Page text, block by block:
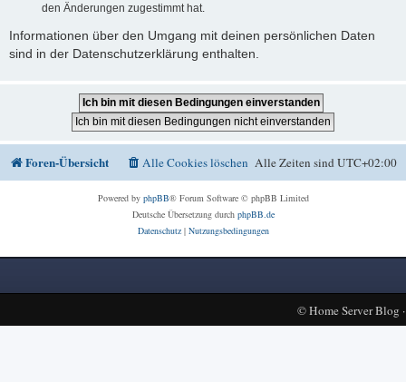
den Änderungen zugestimmt hat.
Informationen über den Umgang mit deinen persönlichen Daten
sind in der Datenschutzerklärung enthalten.
Foren-Übersicht Alle Zeiten sindUTC+02:00
Alle Cookies löschen
Powered by phpBB® Forum Software © phpBB Limited
Deutsche Übersetzung durch phpBB.de
Datenschutz| Nutzungsbedingungen
©Home Server Blog